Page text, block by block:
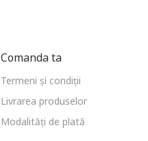
Comanda ta
Termeni și condiții
Livrarea produselor
Modalități de plată